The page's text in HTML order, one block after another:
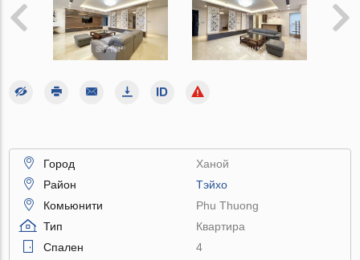
Город
Ханой
Район
Тэйхо
Комьюнити
Phu Thuong
Тип
Квартира
Спален
4